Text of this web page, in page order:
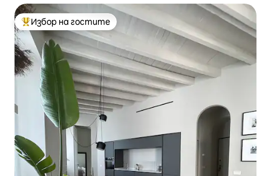
Най-популярен избор на гостите
Избор на гостите